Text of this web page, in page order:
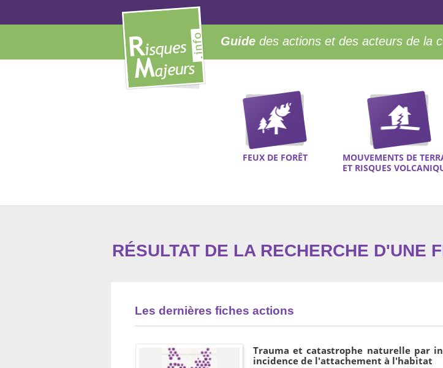
Guide des actions et des acteurs de la
FEUX DE FORÊT
MOUVEMENTS DE
ET RISQUES
RÉSULTAT DE LA RECHERCHE D'UNE
Les dernières fiches actions
Trauma et catastrophe naturelle par
incidence de l'attachement à l'habitat